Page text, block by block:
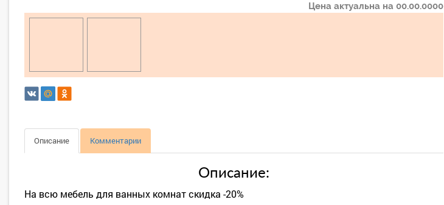
Цена актуальна на 00.00.0000
Описание Комментарии
Описание:
На всю мебель для ванных комнат скидка -20%